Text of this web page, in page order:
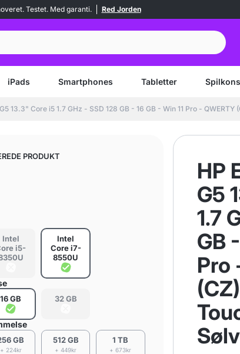
Testet. Med garanti. Red Jorden
iPads Smartphones Tabletter
13.3" Core i5 1.7 GHz - SSD 128 GB - 16 GB - Win 11 Pro -
PRODUKT
Intel
i5-
Intel
Core i7-
8550U
16 GB 32 GB
GB
+ 224kr
512 GB
+ 449kr
1 TB
+ 673kr
HP
G5
1.7
GB
Pro
Sølv